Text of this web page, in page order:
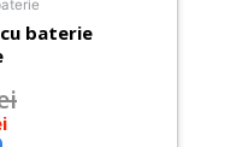
baterie